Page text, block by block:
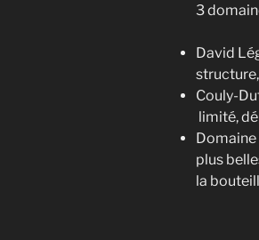
3
David
Couly-
limité,
Domaine
plus
la